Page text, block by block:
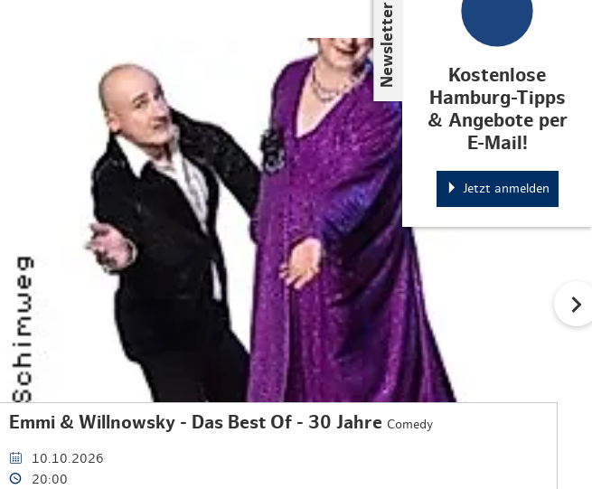
Newsletter
Kostenlose
Hamburg-Tipps
& Angebote per
E-Mail!
Jetzt anmelden
Emmi & Willnowsky - Das Best Of - 30 Jahre Comedy
10.10.2026
20:00